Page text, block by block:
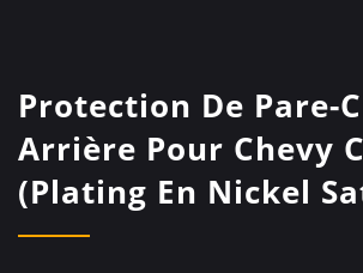
Protection De Pare-
Arrière Pour Chevy
(Plating En Nickel